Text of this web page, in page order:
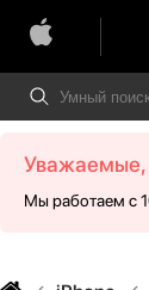
Уважаемые,
Мы работаем с